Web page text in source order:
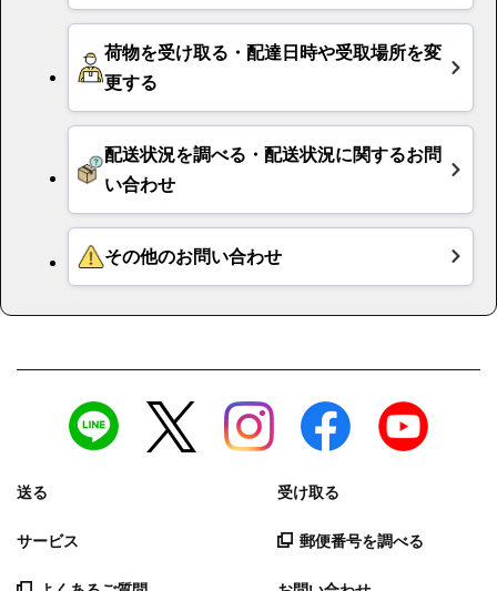
送る 受け取る
サービス 郵便番号を調べる